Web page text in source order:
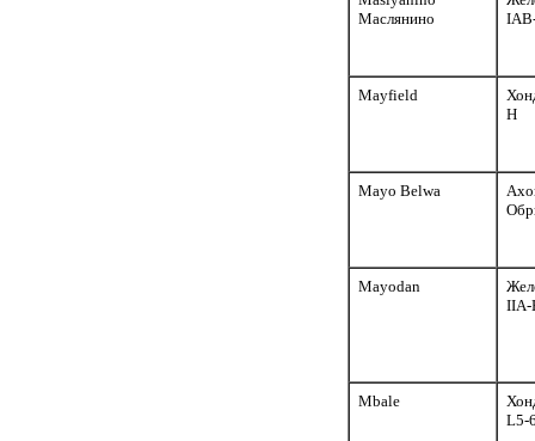
Маслянино
Mayfield
H
Mayo Belwa
Mayodan
IIA-
Mbale
L5-